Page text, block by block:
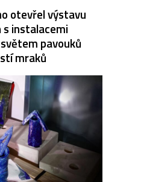
otevřel výstavu
instalacemi
pavouků
mraků